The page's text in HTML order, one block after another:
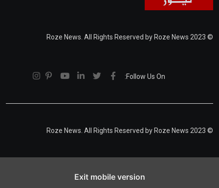
© 2023 Roze News. All Rights Reserved by Roze News
Follow Us On:
© 2023 Roze News. All Rights Reserved by Roze News
Exit mobile version